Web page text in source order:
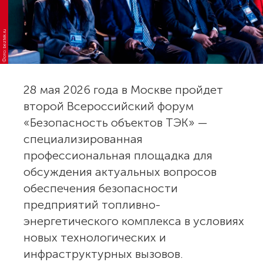
Фото: beztek.ru
28 мая 2026 года в Москве пройдет
второй Всероссийский форум
«Безопасность объектов ТЭК» —
специализированная
профессиональная площадка для
обсуждения актуальных вопросов
обеспечения безопасности
предприятий топливно-
энергетического комплекса в условиях
новых технологических и
инфраструктурных вызовов.